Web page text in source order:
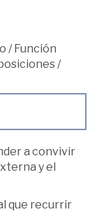
/Función
/
a convivir
y el
que recurrir